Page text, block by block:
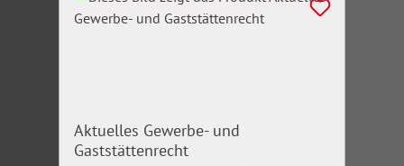
Aktuelles Gewerbe- und
Gaststättenrecht